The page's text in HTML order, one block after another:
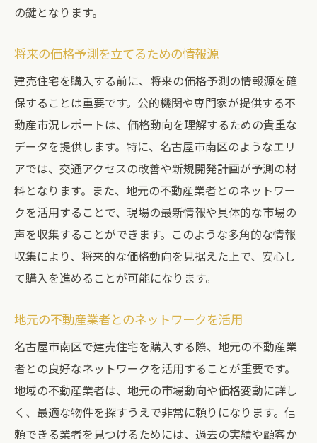
の鍵となります。
将来の価格予測を立てるための情報源
建売住宅を購入する前に、将来の価格予測の情報源を確
保することは重要です。公的機関や専門家が提供する不
動産市況レポートは、価格動向を理解するための貴重な
データを提供します。特に、名古屋市南区のようなエリ
アでは、交通アクセスの改善や新規開発計画が予測の材
料となります。また、地元の不動産業者とのネットワー
クを活用することで、現場の最新情報や具体的な市場の
声を収集することができます。このような多角的な情報
収集により、将来的な価格動向を見据えた上で、安心し
て購入を進めることが可能になります。
地元の不動産業者とのネットワークを活用
名古屋市南区で建売住宅を購入する際、地元の不動産業
者との良好なネットワークを活用することが重要です。
地域の不動産業者は、地元の市場動向や価格変動に詳し
く、最適な物件を探すうえで非常に頼りになります。信
頼できる業者を見つけるためには、過去の実績や顧客か